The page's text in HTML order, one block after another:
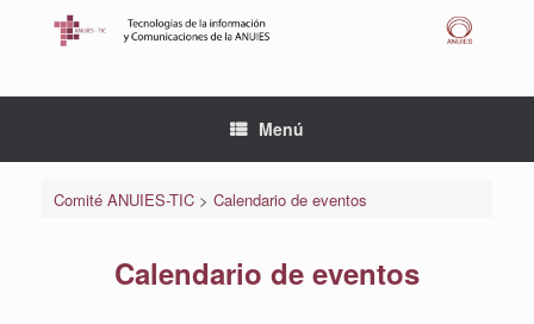
Menú
Comité ANUIES-TIC> Calendario de eventos
Calendario de eventos